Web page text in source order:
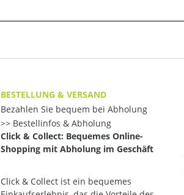
BESTELLUNG & VERSAND
Bezahlen Sie bequem bei Abholung
Bestellinfos & Abholung
Click & Collect: Bequemes Online-
Shopping mit Abholung im Geschäft
Click & Collect ist ein bequemes